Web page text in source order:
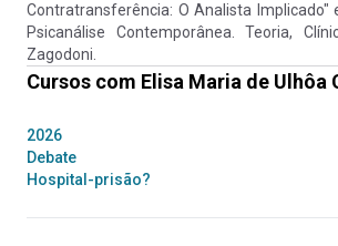
Contratransferência: O Analista Implicado"
Psicanálise Contemporânea. Teoria,
Zagodoni.
Cursos com Elisa Maria de Ulhôa
2026
Debate
Hospital-prisão?